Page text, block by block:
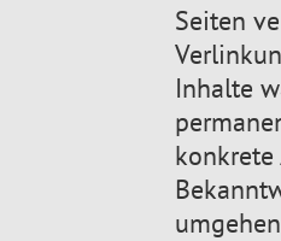
Seiten
Inhalte